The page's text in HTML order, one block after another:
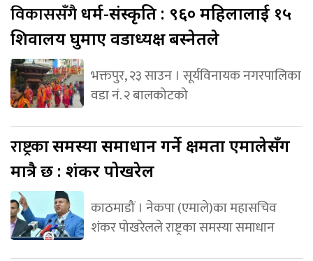
विकाससँगैधर्म-संस्कृति : ९६० महिलालाई १५
शिवालय घुमाए वडाध्यक्ष बस्नेतले
भक्तपुर, २३ साउन । सूर्यविनायक नगरपालिका
वडा नं. २ बालकोटको
राष्ट्रकासमस्या समाधान गर्ने क्षमता एमालेसँग
मात्रै छ : शंकर पोखरेल
काठमाडौं । नेकपा (एमाले)का महासचिव
शंकर पोखरेलले राष्ट्रका समस्या समाधान